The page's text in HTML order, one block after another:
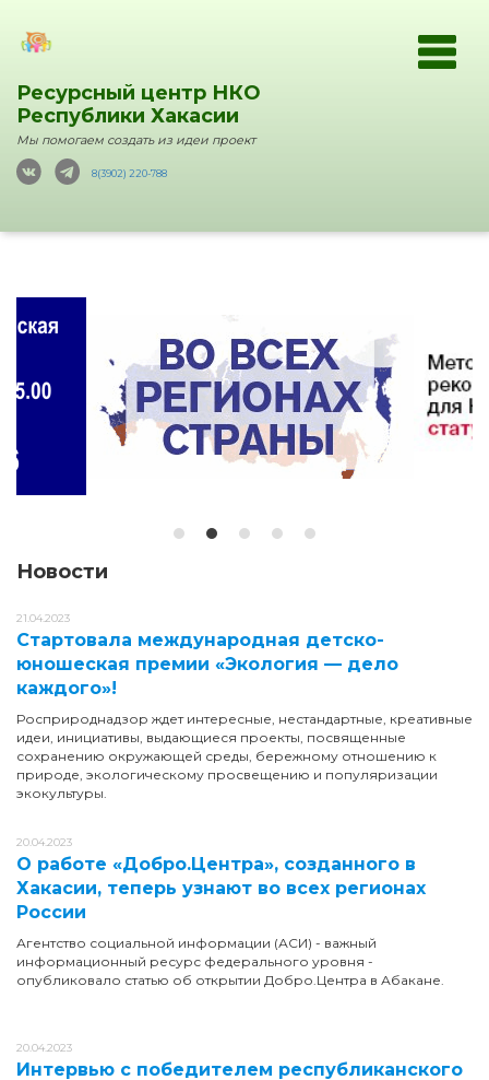
Ресурсный центр НКО
Республики Хакасии
Мы помогаем создать из идеи проект
8(3902) 220-788
Новости
21.04.2023
Стартовала международная детско-
юношеская премии «Экология — дело
каждого»!
Росприроднадзор ждет интересные, нестандартные, креативные
идеи, инициативы, выдающиеся проекты, посвященные
сохранению окружающей среды, бережному отношению к
природе, экологическому просвещению и популяризации
экокультуры.
20.04.2023
О работе «Добро.Центра», созданного в
Хакасии, теперь узнают во всех регионах
России
Агентство социальной информации (АСИ) - важный
информационный ресурс федерального уровня -
опубликовало статью об открытии Добро.Центра в Абакане.
20.04.2023
Интервью с победителем республиканского